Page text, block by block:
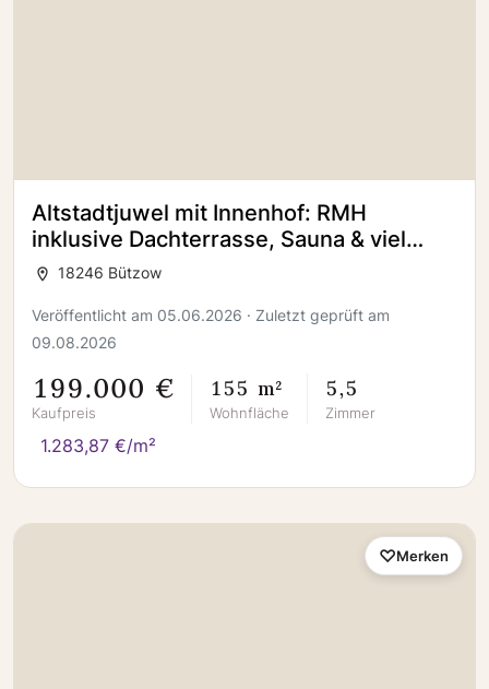
Altstadtjuwel mit Innenhof: RMH
inklusive Dachterrasse, Sauna & viel
Wohnfläche
18246 Bützow
Veröffentlicht am 05.06.2026 · Zuletzt geprüft am
09.08.2026
199.000 €
Kaufpreis
155 m²
Wohnfläche
5,5
Zimmer
1.283,87 €/m²
Merken